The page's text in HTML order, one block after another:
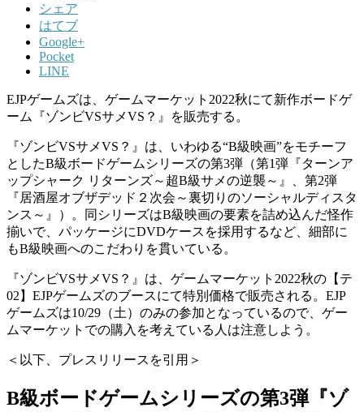
シェア
はてブ
Google+
Pocket
LINE
EJPゲームズは、ゲームマーケット2022秋にて新作ボードゲ
ーム『ゾンビVSサメVS？』を販売する。
『ゾンビVSサメVS？』は、いわゆる“B級映画”をモチーフ
としたB級ボードゲームシリーズの第3弾（第1弾『ターンア
ップシャーク リターンズ～超B級サメの逆襲～』、第2弾
『居酒屋オブザデッド２次会～裏切りのソーシャルディスタ
ンス～』）。同シリーズはB級映画の要素を詰め込んだ怪作
揃いで、パッケージにDVDケースを採用するなど、細部に
もB級映画へのこだわりを貫いている。
『ゾンビVSサメVS？』は、ゲームマーケット2022秋の【テ
02】EJPゲームズのブースにて特別価格で販売される。EJP
ゲームズは10/29（土）のみの参加となっているので、ゲー
ムマーケットでの購入を考えている人は注意しよう。
＜以下、プレスリリースを引用＞
B級ボードゲームシリーズの第3弾『ゾ